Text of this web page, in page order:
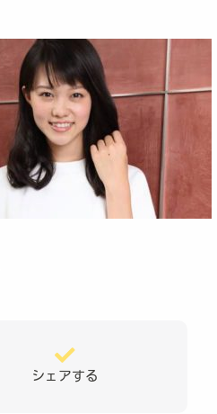
シェアする